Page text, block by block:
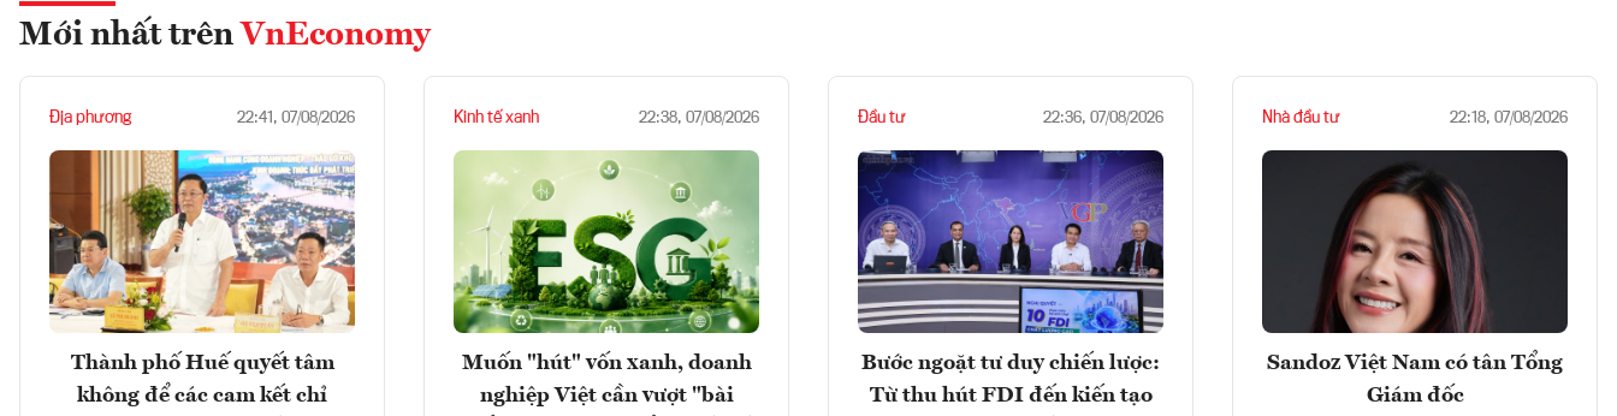
Mới nhất trên VnEconomy
Địa phương 22:41, 07/08/2026
Thành phố Huế quyết tâm
không để các cam kết chỉ
Kinh tế xanh 22:38, 07/08/2026
Muốn "hút" vốn xanh, doanh
nghiệp Việt cần vượt "bài
Đầu tư 22:36, 07/08/2026
Bước ngoặt tư duy chiến lược:
Từ thu hút FDI đến kiến tạo
Nhà đầu tư 22:18, 07/08/2026
Sandoz Việt Nam có tân Tổng
Giám đốc